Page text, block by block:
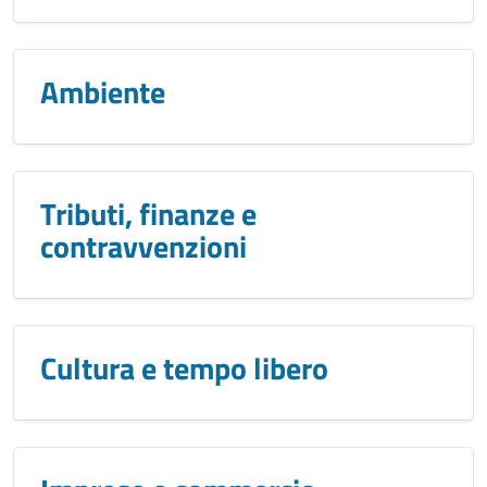
Ambiente
Tributi, finanze e
contravvenzioni
Cultura e tempo libero